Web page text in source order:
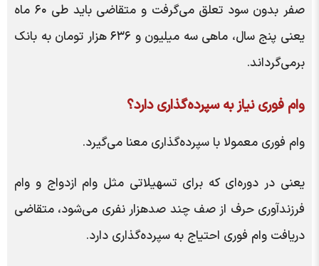
صفر بدون سود تعلق می‌گرفت و متقاضی باید طی ۶۰ ماه
یعنی پنج سال، ماهی سه میلیون و ۶۳۶ هزار تومان به بانک
برمی‌گرداند.
وام فوری نیاز به سپرده‌گذاری دارد؟
وام فوری معمولا با سپرده‌گذاری معنا می‌گیرد.
یعنی در دوره‌ای که برای تسهیلاتی مثل وام ازدواج و وام
فرزندآوری حرف از صف چند صدهزار نفری می‌شود، متقاضی
دریافت وام فوری احتیاج به سپرده‌گذاری دارد.